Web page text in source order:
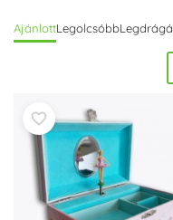
játékok és logikai
kéz–szem koordinációt,
felismerését. Az
kirakók erősítik a
az RC autók és
problémamegoldásra
kínálatában talál
és iskolásoknak
játékoktól a kreatív
akciószettekig és a
AjánlottLegolcsóbb